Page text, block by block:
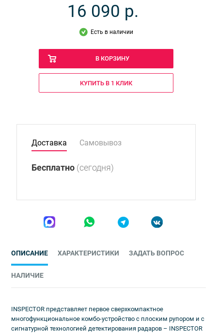
16 090 р.
Есть в наличии
В КОРЗИНУ
КУПИТЬ В 1 КЛИК
Доставка Самовывоз
Бесплатно (сегодня)
ОПИСАНИЕ ХАРАКТЕРИСТИКИ ЗАДАТЬ ВОПРОС
НАЛИЧИЕ
INSPECTOR представляет первое сверхкомпактное
многофункциональное комбо-устройство с плоским рупором и с
сигнатурной технологией детектирования радаров – INSPECTOR